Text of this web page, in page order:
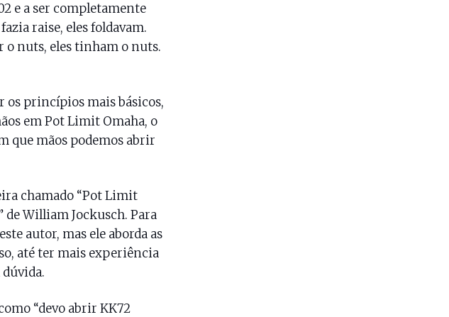
e a ser completamente
raise, eles foldavam.
o nuts, eles tinham o nuts.
os princípios mais básicos,
em Pot Limit Omaha, o
que mãos podemos abrir
chamado “Pot Limit
William Jockusch. Para
autor, mas ele aborda as
até ter mais experiência
dúvida.
“devo abrir KK72